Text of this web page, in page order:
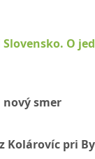
O
smer
Kolárovíc pri